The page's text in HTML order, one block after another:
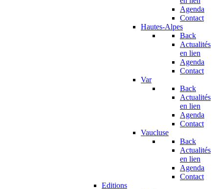
Agenda
Contact
Hautes-Alpes
Back
Actualités
en lien
Agenda
Contact
Var
Back
Actualités
en lien
Agenda
Contact
Vaucluse
Back
Actualités
en lien
Agenda
Contact
Editions